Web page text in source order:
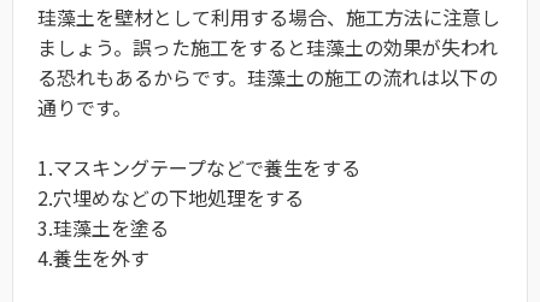
珪藻土を壁材として利用する場合、施工方法に注意し
ましょう。誤った施工をすると珪藻土の効果が失われ
る恐れもあるからです。珪藻土の施工の流れは以下の
通りです。
1.マスキングテープなどで養生をする
2.穴埋めなどの下地処理をする
3.珪藻土を塗る
4.養生を外す